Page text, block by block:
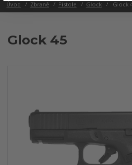
Úvod Zbraně Pistole Glock Glock
Glock 45